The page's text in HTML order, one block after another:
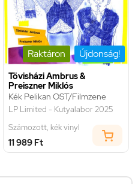
Raktáron Újdonság!
Tövisházi Ambrus &
Preiszner Miklós
Kék Pelikan OST/Filmzene
LP Limited - Kutyalabor 2025
Számozott, kék vinyl
11 989 Ft